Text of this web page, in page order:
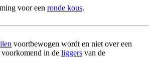
voor een ronde kous.
voortbewogen wordt en niet over een
in de liggers van de